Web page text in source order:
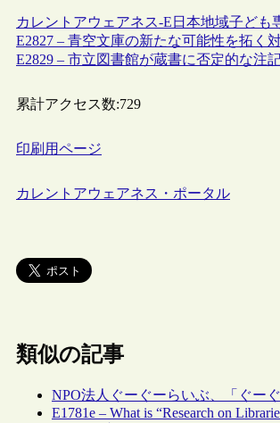
カレントアウェアネス-E 日本地域子ども
E2827 – 青空文庫の新たな可能性を拓く
E2829 – 市立図書館が蔵書に否定的な注
累計アクセス数:729
印刷用ページ
カレントアウェアネス・ポータル
類似の記事
NPO法人ぐーぐーらいぶ、「ぐー
E1781e – What is “Research on